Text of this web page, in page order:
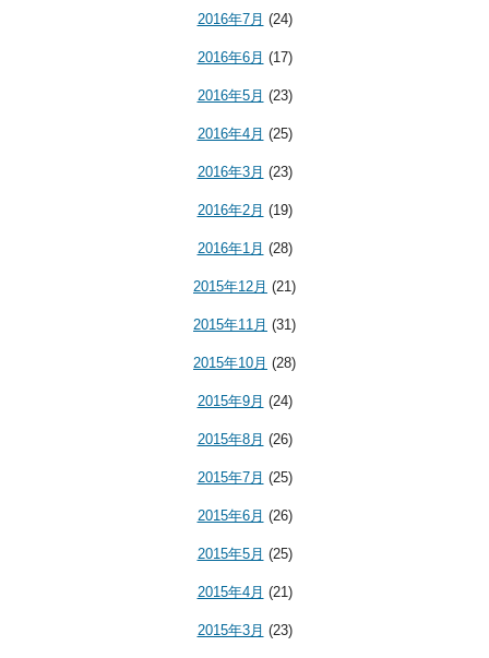
2016年7月 (24)
2016年6月 (17)
2016年5月 (23)
2016年4月 (25)
2016年3月 (23)
2016年2月 (19)
2016年1月 (28)
2015年12月 (21)
2015年11月 (31)
2015年10月 (28)
2015年9月 (24)
2015年8月 (26)
2015年7月 (25)
2015年6月 (26)
2015年5月 (25)
2015年4月 (21)
2015年3月 (23)